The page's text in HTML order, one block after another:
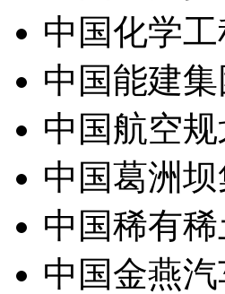
中国化学
中国能建
中国航空
中国葛洲
中国稀有稀
中国金燕